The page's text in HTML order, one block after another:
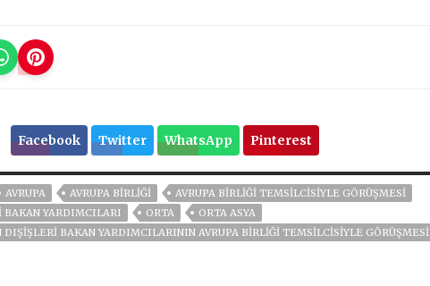
Facebook Twitter WhatsApp Pinterest
AVRUPA AVRUPA BIRLIĞI
AVRUPA BIRLIĞI TEMSILCISIYLE GÖRÜŞMESI
BAKAN YARDIMCILARI ORTA
ORTA ASYA
DIŞIŞLERI BAKAN YARDIMCILARININ AVRUPA BIRLIĞI TEMSILCISIYLE GÖRÜŞMESI